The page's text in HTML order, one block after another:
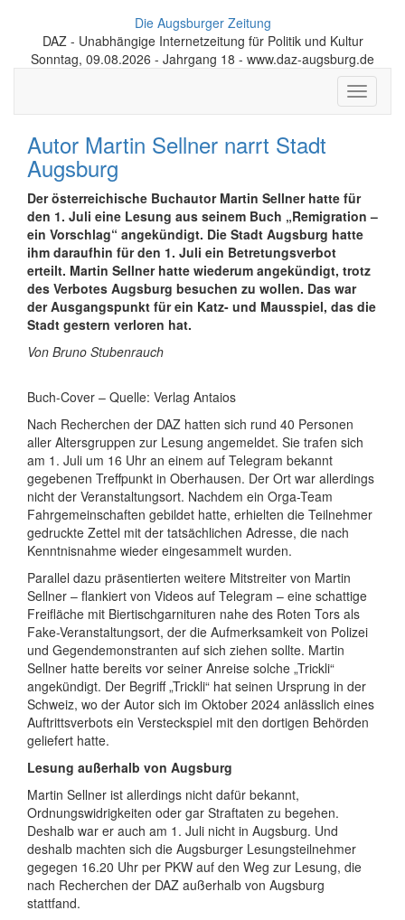
Die Augsburger Zeitung
DAZ - Unabhängige Internetzeitung für Politik und Kultur
Sonntag, 09.08.2026 - Jahrgang 18 - www.daz-augsburg.de
Toggle
Autor Martin Sellner narrt Stadt
Augsburg
Der österreichische Buchautor Martin Sellner hatte für
den 1. Juli eine Lesung aus seinem Buch „Remigration –
ein Vorschlag“ angekündigt. Die Stadt Augsburg hatte
ihm daraufhin für den 1. Juli ein Betretungsverbot
erteilt. Martin Sellner hatte wiederum angekündigt, trotz
des Verbotes Augsburg besuchen zu wollen. Das war
der Ausgangspunkt für ein Katz- und Mausspiel, das die
Stadt gestern verloren hat.
Von Bruno Stubenrauch
Buch-Cover – Quelle: Verlag Antaios
Nach Recherchen der DAZ hatten sich rund 40 Personen
aller Altersgruppen zur Lesung angemeldet. Sie trafen sich
am 1. Juli um 16 Uhr an einem auf Telegram bekannt
gegebenen Treffpunkt in Oberhausen. Der Ort war allerdings
nicht der Veranstaltungsort. Nachdem ein Orga-Team
Fahrgemeinschaften gebildet hatte, erhielten die Teilnehmer
gedruckte Zettel mit der tatsächlichen Adresse, die nach
Kenntnisnahme wieder eingesammelt wurden.
Parallel dazu präsentierten weitere Mitstreiter von Martin
Sellner – flankiert von Videos auf Telegram – eine schattige
Freifläche mit Biertischgarnituren nahe des Roten Tors als
Fake-Veranstaltungsort, der die Aufmerksamkeit von Polizei
und Gegendemonstranten auf sich ziehen sollte. Martin
Sellner hatte bereits vor seiner Anreise solche „Trickli“
angekündigt. Der Begriff „Trickli“ hat seinen Ursprung in der
Schweiz, wo der Autor sich im Oktober 2024 anlässlich eines
Auftrittsverbots ein Versteckspiel mit den dortigen Behörden
geliefert hatte.
Lesung außerhalb von Augsburg
Martin Sellner ist allerdings nicht dafür bekannt,
Ordnungswidrigkeiten oder gar Straftaten zu begehen.
Deshalb war er auch am 1. Juli nicht in Augsburg. Und
deshalb machten sich die Augsburger Lesungsteilnehmer
gegegen 16.20 Uhr per PKW auf den Weg zur Lesung, die
nach Recherchen der DAZ außerhalb von Augsburg
stattfand.